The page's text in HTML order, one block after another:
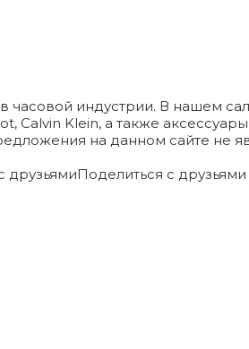
часовой индустрии. В нашем
Calvin Klein, а также
на данном сайте не
друзьямиПоделиться с друзьями